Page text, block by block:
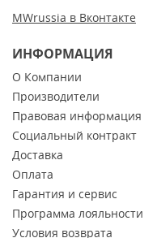
MWrussia в Вконтакте
ИНФОРМАЦИЯ
О Компании
Производители
Правовая информация
Социальный контракт
Доставка
Оплата
Гарантия и сервис
Программа лояльности
Условия возврата